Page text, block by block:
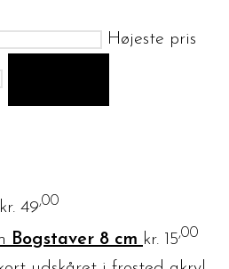
Højeste pris
kr. 49,00
Bogstaver 8 cm kr. 15,00